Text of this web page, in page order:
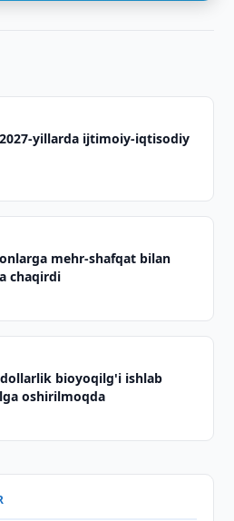
yillarda ijtimoiy-iqtisodiy
mehr-shafqat bilan
chaqirdi
bioyoqilg'i ishlab
oshirilmoqda